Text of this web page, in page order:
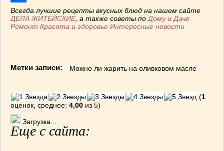
Отправить
Всегда лучшие рецепты вкусных блюд на нашем сайте
ДЕЛА ЖИТЕЙСКИЕ, а также советы по Дому и Даче
Ремонт Красота и здоровье Интересные новости
Метки записи: Можно ли жарить на оливковом масле
(1
оценок, среднее: 4,00 из 5)
Загрузка...
Еще с сайта: